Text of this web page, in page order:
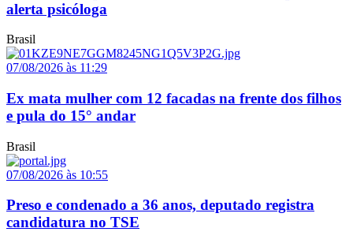
alerta psicóloga
Brasil
07/08/2026 às 11:29
Ex mata mulher com 12 facadas na frente dos filhos
e pula do 15° andar
Brasil
07/08/2026 às 10:55
Preso e condenado a 36 anos, deputado registra
candidatura no TSE